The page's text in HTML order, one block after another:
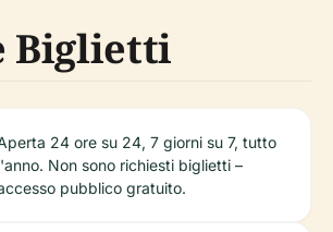
Biglietti
24 ore su 24, 7 giorni su 7, tutto
Non sono richiesti biglietti –
pubblico gratuito.